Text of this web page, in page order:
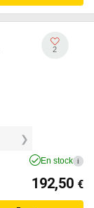
2
En stock i
192,50 €